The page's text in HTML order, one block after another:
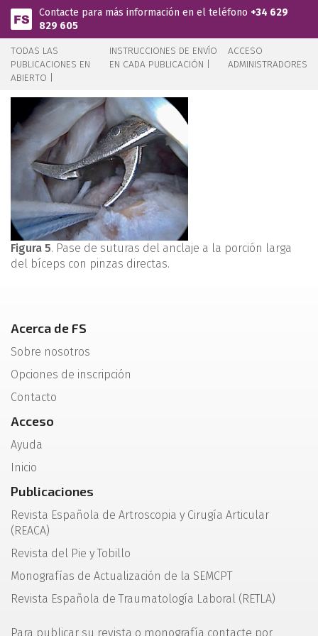
Pasar al contenido principal
Contacte para más información en el teléfono +34 629
829 605
TODAS LAS
PUBLICACIONES EN
ABIERTO |
INSTRUCCIONES DE ENVÍO
EN CADA PUBLICACIÓN |
ACCESO
ADMINISTRADORES
Figura 5. Pase de suturas del anclaje a la porción larga
del bíceps con pinzas directas.
Acerca de FS
Sobre nosotros
Opciones de inscripción
Contacto
Acceso
Ayuda
Inicio
Publicaciones
Revista Española de Artroscopia y Cirugía Articular
(REACA)
Revista del Pie y Tobillo
Monografías de Actualización de la SEMCPT
Revista Española de Traumatología Laboral (RETLA)
Para publicar su revista o monografía contacte por